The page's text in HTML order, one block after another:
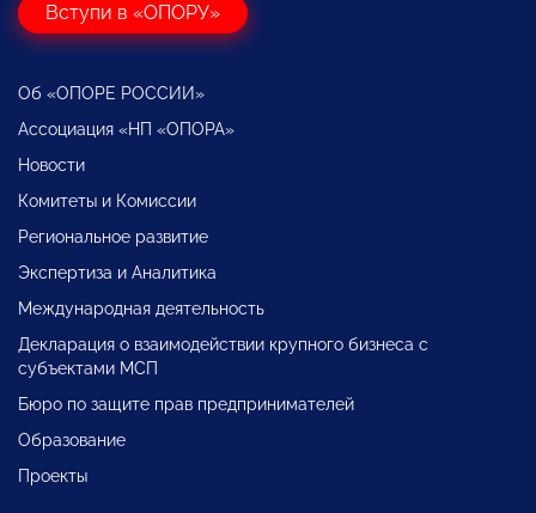
Вступи в «ОПОРУ»
Об «ОПОРЕ РОССИИ»
Ассоциация «НП «ОПОРА»
Новости
Комитеты и Комиссии
Региональное развитие
Экспертиза и Аналитика
Международная деятельность
Декларация о взаимодействии крупного бизнеса с
субъектами МСП
Бюро по защите прав предпринимателей
Образование
Проекты